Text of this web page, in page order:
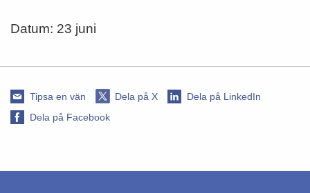
Datum: 23 juni
Tipsa en vän Dela på X
Dela på LinkedIn
Dela på Facebook